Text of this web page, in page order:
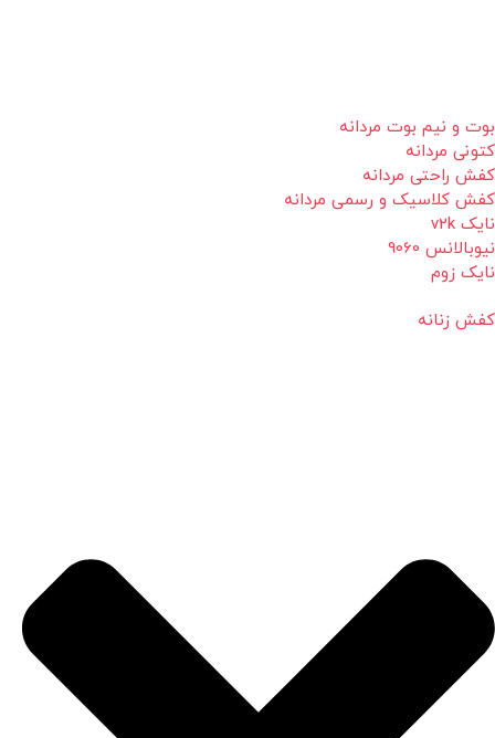
بوت و نیم بوت مردانه
کتونی مردانه
کفش راحتی مردانه
کفش کلاسیک و رسمی مردانه
نایک v2k
نیوبالانس 9060
نایک زوم
کفش زنانه